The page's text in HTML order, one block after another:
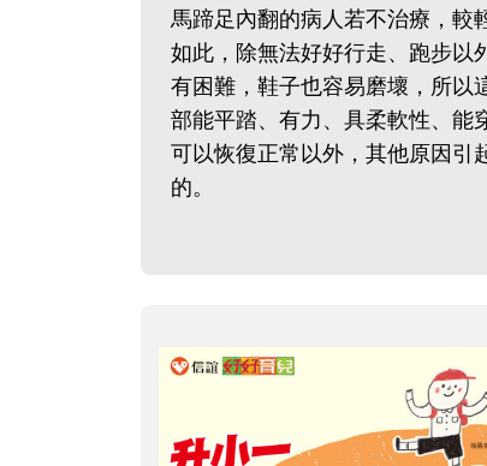
馬蹄足內翻的病人若不治療，較
如此，除無法好好行走、跑步以
有困難，鞋子也容易磨壞，所以
部能平踏、有力、具柔軟性、能
可以恢復正常以外，其他原因引
的。